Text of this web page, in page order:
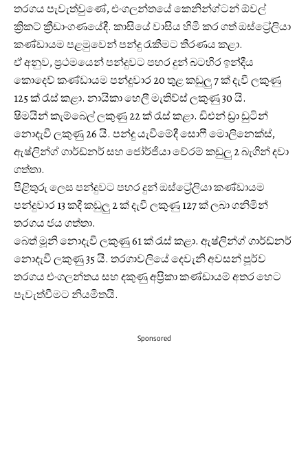
තරගය පැවැත්වුණේ, එංගලන්තයේ කෙනින්ග්ටන් ඕවල්
ක්‍රිකට් ක්‍රීඩාංගණයේදී. කාසියේ වාසිය හිමි කර ගත් ඔස්ට්‍රේලියා
කණ්ඩායම පළමුවෙන් පන්දු රැකීමට තීරණය කළා.
ඒ අනුව, ප්‍රථමයෙන් පන්දුවට පහර දුන් බටහිර ඉන්දීය
කොදෙව් කණ්ඩායම පන්දුවාර 20 තුළ කඩුලු 7 ක් දැවී ලකුණු
125 ක් රැස් කළා. නායිකා හෙලී මැතිව්ස් ලකුණු 30 යි.
ෂිමයින් කැම්බෙල් ලකුණු 22 ක් රැස් කළා. ඩි‍එන් ඩ්‍රා ඩුටින්
නොදැවී ලකුණු 26 යි. පන්දු යැවීමේදී සොෆී මොලිනෙක්ස්,
ඇෂ්ලින්ග් ගාර්ඩ්නර් සහ ජෝර්ජියා වේරම් කඩුලු 2 බැගින් දවා
ගත්තා.
පිළිතුරු ලෙස පන්දුවට පහර දුන් ඔස්ට්‍රේලියා කණ්ඩායම
පන්දුවාර 13 කදී කඩුලු 2 ක් දැවී ලකුණු 127 ක් ලබා ගනිමින්
තරගය ජය ගත්තා.
බෙත් මූනි නොදැවී ලකුණු 61 ක් රැස් කළා. ඇෂ්ලින්ග් ගාර්ඩ්නර්
නොදැවී ලකුණු 35 යි. තරගාවලියේ දෙවැනි අවසන් පූර්ව
තරගය එංගලන්තය සහ දකුණු අප්‍රිකා කණ්ඩායම් අතර හෙට
පැවැත්වීමට නියමිතයි.
Sponsored